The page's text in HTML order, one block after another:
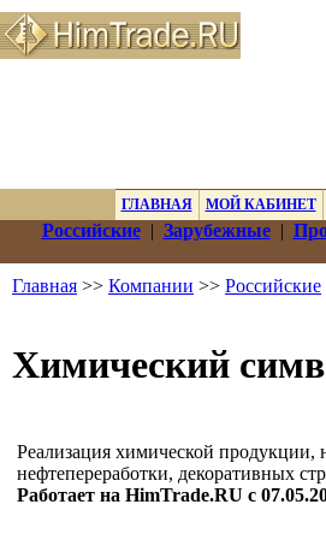
ГЛАВНАЯ МОЙ КАБИНЕТ
Российские| Зарубежные|
Главная >> Компании >> Российские
Химический
Реализация химической
нефтепереработки, декоративных
Работает на HimTrade.RU с